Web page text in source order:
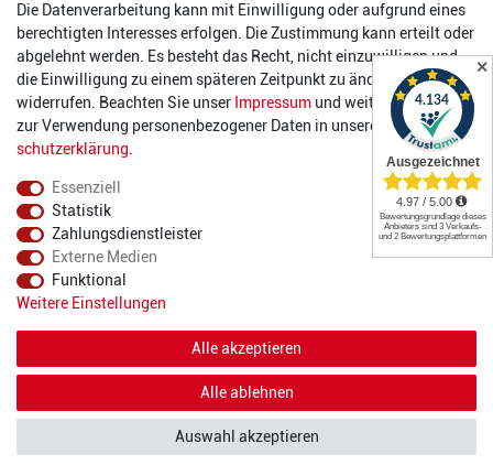
14:00 - 17:00 Uhr
Dienstag:
14:00 - 17:00 Uhr
Mittwoch:
14:00 - 17:00 Uhr
Donnerstag:
14:00 - 17:00 Uhr
14:00 - 19:00 Uhr
10:00 - 17:00 Uhr
Die Datenverarbeitung kann mit Einwilligung oder aufgrund eines
berechtigten Interesses erfolgen. Die Zustimmung kann erteilt oder
abgelehnt werden. Es besteht das Recht, nicht einzuwilligen und
die Einwilligung zu einem späteren Zeitpunkt zu ändern oder zu
widerrufen. Beachten Sie unser Impressum und weitere Hinweise
zur Verwendung personenbezogener Daten in unserer
Daten­
schutz­erklärung
Essenziell
Statistik
Zahlungsdienstleister
Externe Medien
Funktional
Weitere Einstellungen
Alle akzeptieren
Alle ablehnen
Auswahl akzeptieren
✕